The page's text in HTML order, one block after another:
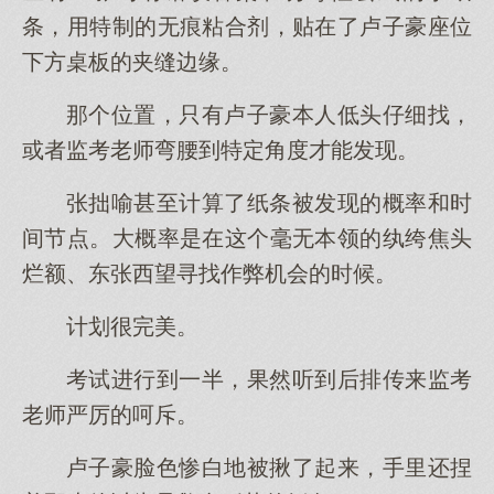
条，用特制的无痕粘合剂，贴在了卢子豪座位
下方桌板的夹缝边缘。
那个位置，只有卢子豪本人低头仔细找，
或者监考老师弯腰到特定角度才能发现。
张拙喻甚至计算了纸条被发现的概率和时
间节点。大概率是在这个毫无本领的纨绔焦头
烂额、东张西望寻找作弊机会的时候。
计划很完美。
考试进行到一半，果然听到后排传来监考
老师严厉的呵斥。
卢子豪脸色惨白地被揪了起来，手里还捏